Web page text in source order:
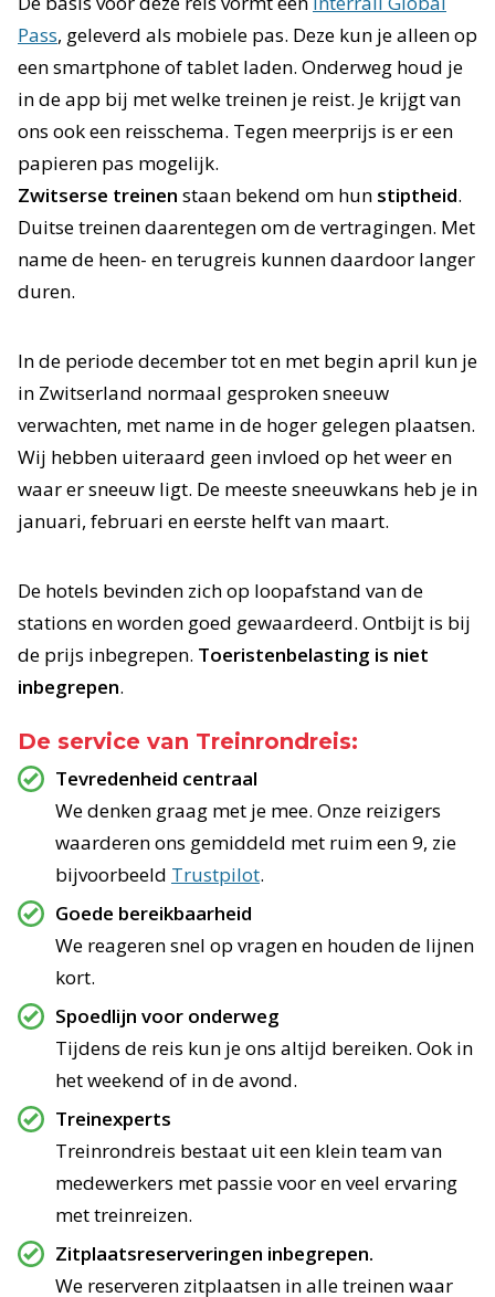
Pass, geleverd als mobiele pas. Deze kun je alleen op
een smartphone of tablet laden. Onderweg houd je
in de app bij met welke treinen je reist. Je krijgt van
ons ook een reisschema. Tegen meerprijs is er een
papieren pas mogelijk.
Zwitserse treinen staan bekend om hun stiptheid.
Duitse treinen daarentegen om de vertragingen. Met
name de heen- en terugreis kunnen daardoor langer
duren.
In de periode december tot en met begin april kun je
in Zwitserland normaal gesproken sneeuw
verwachten, met name in de hoger gelegen plaatsen.
Wij hebben uiteraard geen invloed op het weer en
waar er sneeuw ligt. De meeste sneeuwkans heb je in
januari, februari en eerste helft van maart.
De hotels bevinden zich op loopafstand van de
stations en worden goed gewaardeerd. Ontbijt is bij
de prijs inbegrepen. Toeristenbelasting is niet
inbegrepen.
De service van Treinrondreis:
Tevredenheid centraal
We denken graag met je mee. Onze reizigers
waarderen ons gemiddeld met ruim een 9, zie
bijvoorbeeld Trustpilot.
Goede bereikbaarheid
We reageren snel op vragen en houden de lijnen
kort.
Spoedlijn voor onderweg
Tijdens de reis kun je ons altijd bereiken. Ook in
het weekend of in de avond.
Treinexperts
Treinrondreis bestaat uit een klein team van
medewerkers met passie voor en veel ervaring
met treinreizen.
Zitplaatsreserveringen inbegrepen.
We reserveren zitplaatsen in alle treinen waar